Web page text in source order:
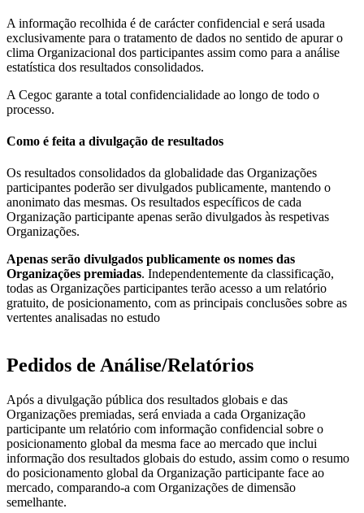
A informação recolhida é de carácter confidencial e será usada
exclusivamente para o tratamento de dados no sentido de apurar o
clima Organizacional dos participantes assim como para a análise
estatística dos resultados consolidados.
A Cegoc garante a total confidencialidade ao longo de todo o
processo.
Como é feita a divulgação de resultados
Os resultados consolidados da globalidade das Organizações
participantes poderão ser divulgados publicamente, mantendo o
anonimato das mesmas. Os resultados específicos de cada
Organização participante apenas serão divulgados às respetivas
Organizações.
Apenas serão divulgados publicamente os nomes das
Organizações premiadas. Independentemente da classificação,
todas as Organizações participantes terão acesso a um relatório
gratuito, de posicionamento, com as principais conclusões sobre as
vertentes analisadas no estudo
Pedidos de Análise/Relatórios
Após a divulgação pública dos resultados globais e das
Organizações premiadas, será enviada a cada Organização
participante um relatório com informação confidencial sobre o
posicionamento global da mesma face ao mercado que inclui
informação dos resultados globais do estudo, assim como o resumo
do posicionamento global da Organização participante face ao
mercado, comparando-a com Organizações de dimensão
semelhante.